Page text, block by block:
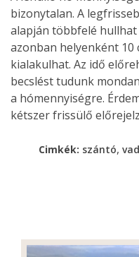
bizonytalan. A
alapján többfelé
azonban helyenként
kialakulhat. Az idő
becslést tudunk
a hómennyiségre.
kétszer frissülő
Cimkék: szántó,